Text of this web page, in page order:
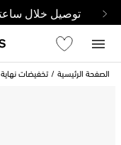
توصيل خلال
الصفحة الرئيسية تخفيضات